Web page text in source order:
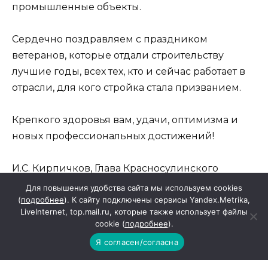
промышленные объекты.
Сердечно поздравляем с праздником
ветеранов, которые отдали строительству
лучшие годы, всех тех, кто и сейчас работает в
отрасли, для кого стройка стала призванием.
Крепкого здоровья вам, удачи, оптимизма и
новых профессиональных достижений!
И.С. Кирпичков, Глава Красносулинского
района.
Г.И. Тоткалова, председатель Собрания
депутатов района.
Для повышения удобства сайта мы используем cookies
(подробнее). К сайту подключены сервисы Yandex.Metrika,
LiveInternet, top.mail.ru, которые также использует файлы
cookie (подробнее).
Я согласен/согласна